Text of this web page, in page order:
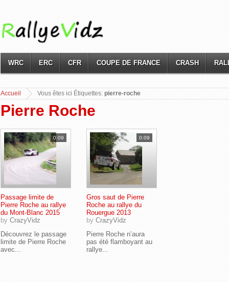
WRC ERC CFR COUPE DE FRANCE CRASH
Vous
Accueil êtes ici Étiquettes: pierre-roche
Pierre Roche
0:09
Passage limite de
Pierre Roche au rallye
du Mont-Blanc 2015
by CrazyVidz
Découvrez le passage
limite de Pierre Roche
avec...
0:09
Gros saut de Pierre
Roche au rallye du
Rouergue 2013
by CrazyVidz
Pierre Roche n’aura
pas été flamboyant au
rallye...